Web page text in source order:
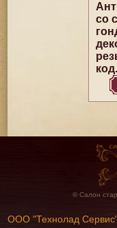
со
© Салон
ООО "Технолад